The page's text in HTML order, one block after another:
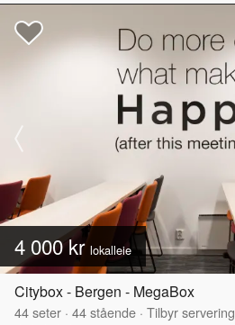
4 000 krlokalleie
Citybox - Bergen - MegaBox
44seter · 44stående · Tilbyr servering